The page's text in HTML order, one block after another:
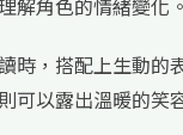
解角色的情緒變化。
時，搭配上生動的
可以露出溫暖的笑